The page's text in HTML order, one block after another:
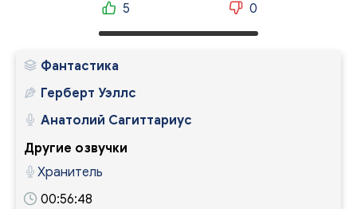
5 0
Фантастика
Герберт Уэллс
Анатолий Сагиттариус
Другие озвучки
Хранитель
00:56:48